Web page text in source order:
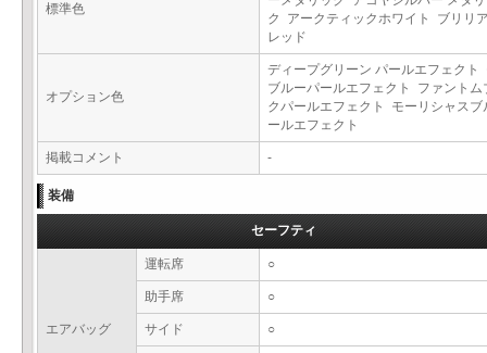
標準色
ク アークティックホワイト ブリリ
レッド
オプション色
ディープグリーン パールエフェクト
ブルーパールエフェクト ファントム
クパールエフェクト モーリシャスブ
ールエフェクト
掲載コメント -
装備
セーフティ
エアバッグ
運転席 ○
助手席 ○
サイド ○